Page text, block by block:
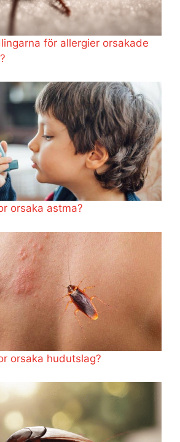
för allergier orsakade
orsaka astma?
orsaka hudutslag?